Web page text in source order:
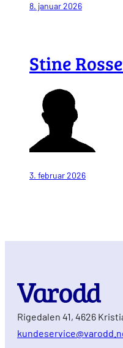
8. januar 2026
Stine
3. februar 2026
Rigedalen 41, 4626